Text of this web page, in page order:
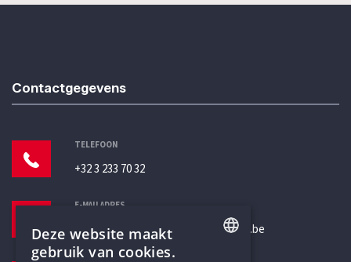
Contactgegevens
TELEFOON
+32 3 233 70 32
E-MAILADRES
secretariaat@humanistischverbond.be
Deze website maakt
gebruik van cookies.